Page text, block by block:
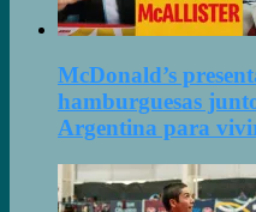
McDonald’s
hamburguesas
Argentina para